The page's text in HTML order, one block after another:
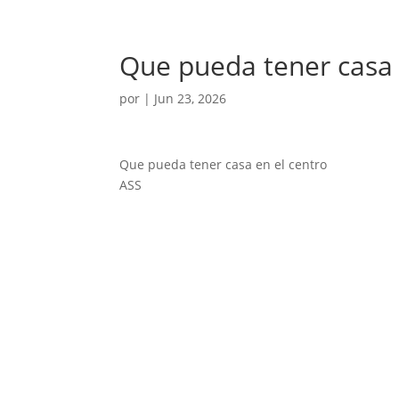
Que pueda tener
por | Jun 23, 2026
Que pueda tener casa en el centro
ASS